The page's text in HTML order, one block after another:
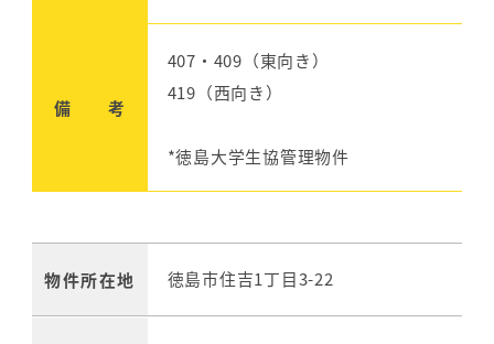
備 考
407・409（東向き）
419（西向き）
*徳島大学生協管理物件
物件所在地 徳島市住吉1丁目3-22